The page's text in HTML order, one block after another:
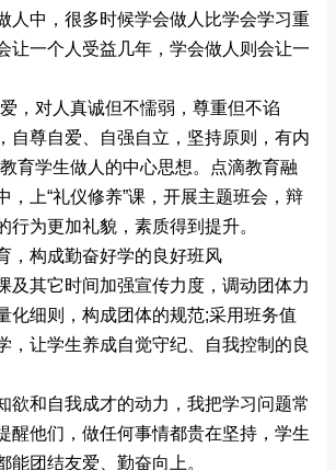
人中，很多时候学会做人比学会学习重
让一个人受益几年，学会做人则会让一
，对人真诚但不懦弱，尊重但不谄
自尊自爱、自强自立，坚持原则，有内
育学生做人的中心思想。点滴教育融
，上“礼仪修养”课，开展主题班会，辩
行为更加礼貌，素质得到提升。
，构成勤奋好学的良好班风
及其它时间加强宣传力度，调动团体力
化细则，构成团体的规范;采用班务值
，让学生养成自觉守纪、自我控制的良
欲和自我成才的动力，我把学习问题常
醒他们，做任何事情都贵在坚持，学生
能团结友爱、勤奋向上。